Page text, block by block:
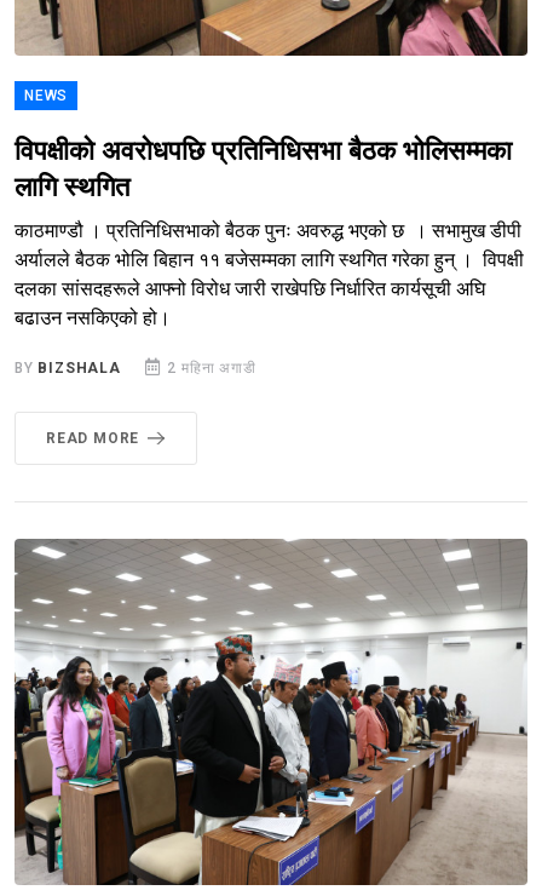
NEWS
विपक्षीको अवरोधपछि प्रतिनिधिसभा बैठक भोलिसम्मका
लागि स्थगित
काठमाण्डौ । प्रतिनिधिसभाको बैठक पुनः अवरुद्ध भएको छ । सभामुख डीपी
अर्यालले बैठक भोलि बिहान ११ बजेसम्मका लागि स्थगित गरेका हुन् । विपक्षी
दलका सांसदहरूले आफ्नो विरोध जारी राखेपछि निर्धारित कार्यसूची अघि
बढाउन नसकिएको हो।
BY BIZSHALA 2 महिना अगाडी
READ MORE